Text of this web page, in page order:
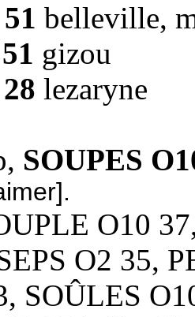
belleville,
gizou
lezaryne
SOUPES
O10
O2 35,
SOÛLES